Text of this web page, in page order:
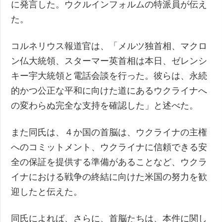
に発言した。ウクルインフォルムの特派員が伝え
た。
コルネリウス報道官は、「メルツ独首相、マクロ
ン仏大統領、スターマー英首相は本日、ゼレンシ
キー宇大統領と電話会談を行った。彼らは、永続
的かつ公正な平和に向けた道にあるウクライナへ
の変わらぬ完全な支持を確認した」と述べた。
また同氏は、４か国の首脳は、ウクライナの主権
へのコミットメント、ウクライナに信頼できる安
全の保証を提供する準備があることなど、ウクラ
イナにおける戦争の終結に向けた米国の努力を歓
迎したと伝えた。
同氏によれば、さらに、首脳たちは、本件に関し